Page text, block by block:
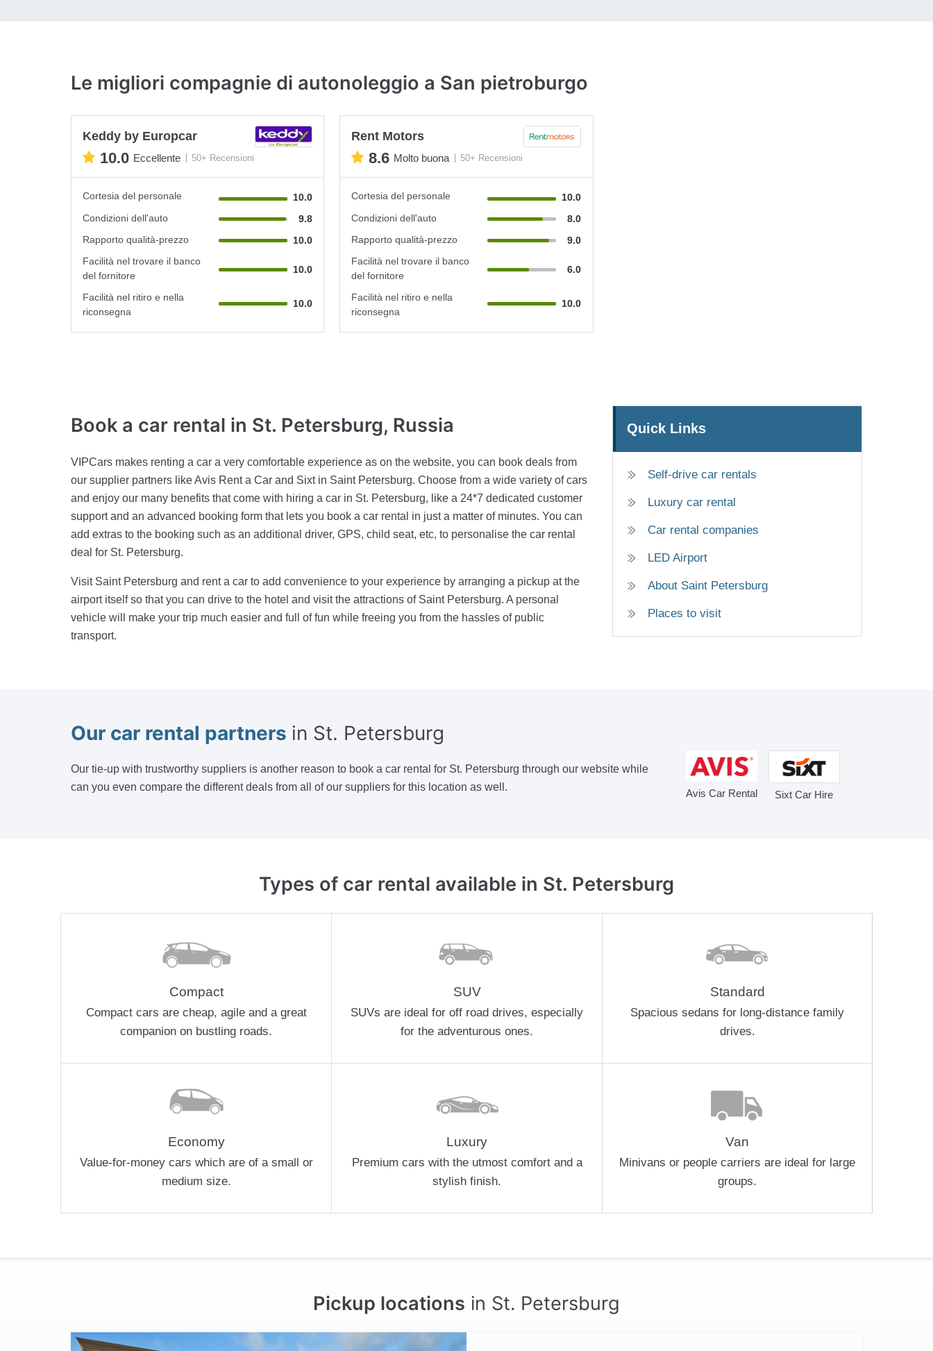
Le migliori compagnie di autonoleggio a San pietroburgo
Keddy by Europcar
10.0 Eccellente 50+ Recensioni
Cortesia del personale
10.0
Condizioni dell'auto
9.8
Rapporto qualità-prezzo
10.0
Facilità nel trovare il banco
del fornitore
10.0
Facilità nel ritiro e nella
riconsegna
10.0
Rent Motors
8.6 Molto buona 50+ Recensioni
Cortesia del personale
10.0
Condizioni dell'auto
8.0
Rapporto qualità-prezzo
9.0
Facilità nel trovare il banco
del fornitore
6.0
Facilità nel ritiro e nella
riconsegna
10.0
Quick Links
Self-drive car rentals
Luxury car rental
Car rental companies
LED Airport
About Saint Petersburg
Places to visit
Book a car rental in St. Petersburg, Russia
VIPCars makes renting a car a very comfortable experience as on the website, you can book deals from
our supplier partners like Avis Rent a Car and Sixt in Saint Petersburg. Choose from a wide variety of cars
and enjoy our many benefits that come with hiring a car in St. Petersburg, like a 24*7 dedicated customer
support and an advanced booking form that lets you book a car rental in just a matter of minutes. You can
add extras to the booking such as an additional driver, GPS, child seat, etc, to personalise the car rental
deal for St. Petersburg.
Visit Saint Petersburg and rent a car to add convenience to your experience by arranging a pickup at the
airport itself so that you can drive to the hotel and visit the attractions of Saint Petersburg. A personal
vehicle will make your trip much easier and full of fun while freeing you from the hassles of public
transport.
Our car rental partners in St. Petersburg
Our tie-up with trustworthy suppliers is another reason to book a car rental for St. Petersburg through our website while
can you even compare the different deals from all of our suppliers for this location as well.
Avis Car Rental Sixt Car Hire
Types of car rental available in St. Petersburg
Compact
Compact cars are cheap, agile and a great
companion on bustling roads.
SUV
SUVs are ideal for off road drives, especially
for the adventurous ones.
Standard
Spacious sedans for long-distance family
drives.
Economy
Value-for-money cars which are of a small or
medium size.
Luxury
Premium cars with the utmost comfort and a
stylish finish.
Van
Minivans or people carriers are ideal for large
groups.
Pickup locations in St. Petersburg